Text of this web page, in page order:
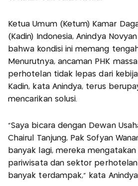
Ketua Umum (Ketum) Kamar
(Kadin) Indonesia, Anindya
bahwa kondisi ini memang
Menurutnya, ancaman PHK
perhotelan tidak lepas dari
Kadin, kata Anindya, terus
mencarikan solusi.
"Saya bicara dengan Dewan
Chairul Tanjung, Pak Sofyan
banyak lagi, mereka
pariwisata dan sektor
banyak terdampak," kata